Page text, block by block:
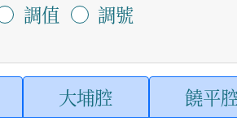
調值 調號
大埔腔 饒平